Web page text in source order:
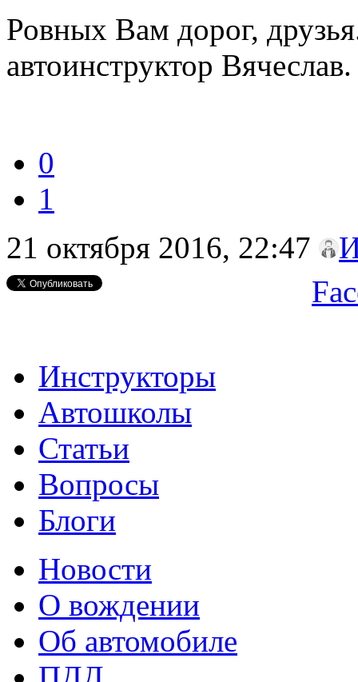
Ровных Вам дорог,
автоинструктор Вячеслав.
0
1
21 октября 2016, 22:47
Инструкторы
Автошколы
Статьи
Вопросы
Блоги
Новости
О вождении
Об автомобиле